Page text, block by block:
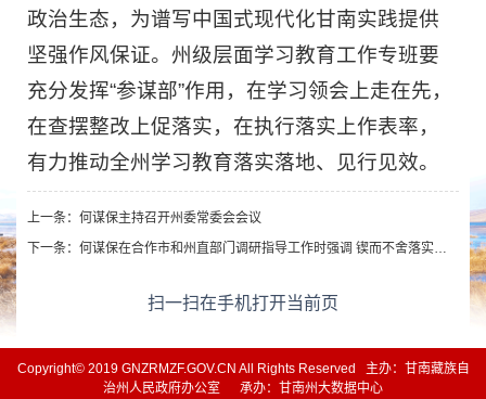
政治生态，为谱写中国式现代化甘南实践提供
坚强作风保证。州级层面学习教育工作专班要
充分发挥“参谋部”作用，在学习领会上走在先，
在查摆整改上促落实，在执行落实上作表率，
有力推动全州学习教育落实落地、见行见效。
上一条： 何谋保主持召开州委常委会会议
下一条： 何谋保在合作市和州直部门调研指导工作时强调 锲而不舍落实中央八项规定精神 把学习教育成果转化为发展成效
扫一扫在手机打开当前页
Copyright© 2019 GNZRMZF.GOV.CN All Rights Reserved 主办：甘南藏族自
治州人民政府办公室 承办：甘南州大数据中心